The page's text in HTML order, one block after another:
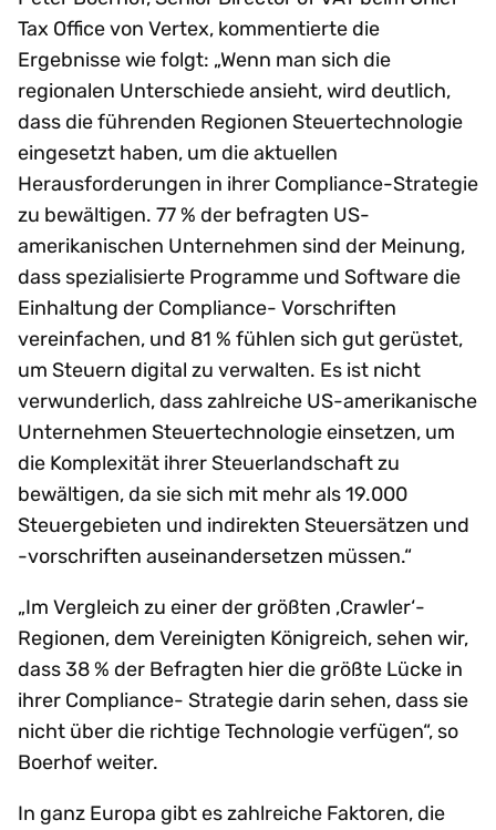
Tax Office von Vertex, kommentierte die
Ergebnisse wie folgt: „Wenn man sich die
regionalen Unterschiede ansieht, wird deutlich,
dass die führenden Regionen Steuertechnologie
eingesetzt haben, um die aktuellen
Herausforderungen in ihrer Compliance-Strategie
zu bewältigen. 77 % der befragten US-
amerikanischen Unternehmen sind der Meinung,
dass spezialisierte Programme und Software die
Einhaltung der Compliance- Vorschriften
vereinfachen, und 81 % fühlen sich gut gerüstet,
um Steuern digital zu verwalten. Es ist nicht
verwunderlich, dass zahlreiche US-amerikanische
Unternehmen Steuertechnologie einsetzen, um
die Komplexität ihrer Steuerlandschaft zu
bewältigen, da sie sich mit mehr als 19.000
Steuergebieten und indirekten Steuersätzen und
-vorschriften auseinandersetzen müssen.“
„Im Vergleich zu einer der größten ‚Crawler‘-
Regionen, dem Vereinigten Königreich, sehen wir,
dass 38 % der Befragten hier die größte Lücke in
ihrer Compliance- Strategie darin sehen, dass sie
nicht über die richtige Technologie verfügen“, so
Boerhof weiter.
In ganz Europa gibt es zahlreiche Faktoren, die